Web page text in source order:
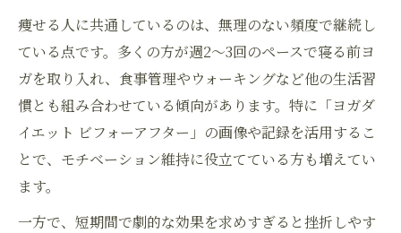
痩せる人に共通しているのは、無理のない頻度で継続し
ている点です。多くの方が週2〜3回のペースで寝る前ヨ
ガを取り入れ、食事管理やウォーキングなど他の生活習
慣とも組み合わせている傾向があります。特に「ヨガダ
イエット ビフォーアフター」の画像や記録を活用するこ
とで、モチベーション維持に役立てている方も増えてい
ます。
一方で、短期間で劇的な効果を求めすぎると挫折しやす